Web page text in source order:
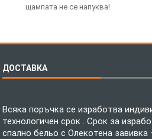
щампата не се напуква!
ДОСТАВКА
Всяка поръчка се изработва
технологичен срок . Срок за
спално бельо с Олекотена